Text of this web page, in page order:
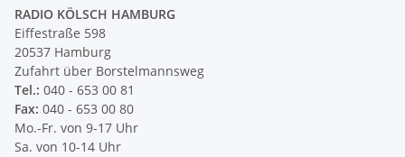
RADIO KÖLSCH HAMBURG
Eiffestraße 598
20537 Hamburg
Zufahrt über Borstelmannsweg
Tel.: 040 - 653 00 81
Fax: 040 - 653 00 80
Mo.-Fr. von 9-17 Uhr
Sa. von 10-14 Uhr